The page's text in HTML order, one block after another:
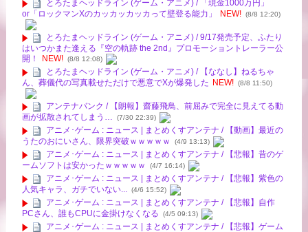
とろたまヘッドライン (ゲーム・アニメ) / 「現金1000万円」
or「ロックマンXのカッカッカッカって壁登る能力」
NEW! (8/8 12:20)
とろたまヘッドライン (ゲーム・アニメ) / 9/17発売予定、ふたり
はいつかまた逢える『空の軌跡 the 2nd』プロモーショントレーラー公
開！
NEW! (8/8 12:08)
とろたまヘッドライン (ゲーム・アニメ) / 【ななし】ねるちゃ
ん、葬儀代の写真載せただけで悪意でXが爆発した NEW! (8/8 11:50)
アンテナバンク / 【朗報】齋藤飛鳥、前屈みで完全に見えてる動
画が拡散されてしまう…
(7/30 22:39)
アニメ･ゲーム : ニュース | まとめくすアンテナ / 【動画】最近の
うたのおにいさん、限界突破ｗｗｗｗｗ
(4/9 13:13)
アニメ･ゲーム : ニュース | まとめくすアンテナ / 【悲報】昔のゲ
ームソフトは安かったｗｗｗｗｗ
(4/7 16:14)
アニメ･ゲーム : ニュース | まとめくすアンテナ / 【悲報】紫色の
人気キャラ、ガチでいない... (4/6 15:52)
アニメ･ゲーム : ニュース | まとめくすアンテナ / 【悲報】自作
PCさん、誰もCPUに金掛けなくなる
(4/5 09:13)
アニメ･ゲーム : ニュース | まとめくすアンテナ / 【悲報】ゲーム